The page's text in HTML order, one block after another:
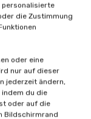
personalisierte
die Zustimmung
oder eine
nur auf dieser
jederzeit ändern,
du die
oder auf die
Bildschirmrand
einen
Das
passt.
Solarmodule